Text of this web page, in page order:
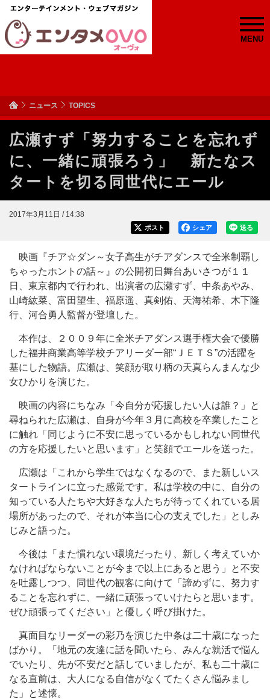
MENU
ニュース TOPICS
広瀬すず「努力することを忘れず
に、一緒に頑張ろう」 新たなス
タートを切る同世代にエール
2017年3月11日 / 14:38
送る
シェア
ポスト
映画『チア☆ダン～女子高生がチアダンスで全米制覇し
ちゃったホントの話～』の公開初日舞台あいさつが１１
日、東京都内で行われ、出演者の広瀬すず、中条あやみ、
山崎紘菜、富田望生、福原遥、真剣佑、天海祐希、木下隆
行、河合勇人監督が登壇した。
本作は、２００９年に全米チアダンス選手権大会で優勝
した福井商業高等学校チアリーダー部“ＪＥＴＳ”の活躍を
基にした物語。広瀬は、笑顔が取り柄の天真らんまんな少
女ひかりを演じた。
映画の内容にちなみ「今自分が応援したい人は誰？」と
尋ねられた広瀬は、自身が今年３月に高校を卒業したこと
に触れ「同じように不安に思っているかもしれない同世代
の方を応援したいと思います」と笑顔でエールを送った。
広瀬は「これから学生ではなくなるので、また新しいス
タートラインに立った感覚です。私は学校の中に、自分の
知っている人たちや大好きな人たちが待ってくれている居
場所があったので、それが本当に心の支えでした」としみ
じみと語った。
今後は「また慣れない環境だったり、新しく考えていか
なければならないことが今まで以上にあると思う」と不安
を吐露しつつ、同世代の観客に向けて「諦めずに、努力す
ることを忘れずに、一緒に頑張っていけたらと思います。
ぜひ頑張ってください」と優しく呼び掛けた。
真面目なリーダーの彩乃を演じた中条は二十歳になった
ばかり。「地元の友達に話を聞いたら、みんな就活で悩ん
でいたり、先が不安だと話していましたが、私も二十歳に
なる直前は、大人になる自信がなくてたくさん悩みまし
た」と述懐。